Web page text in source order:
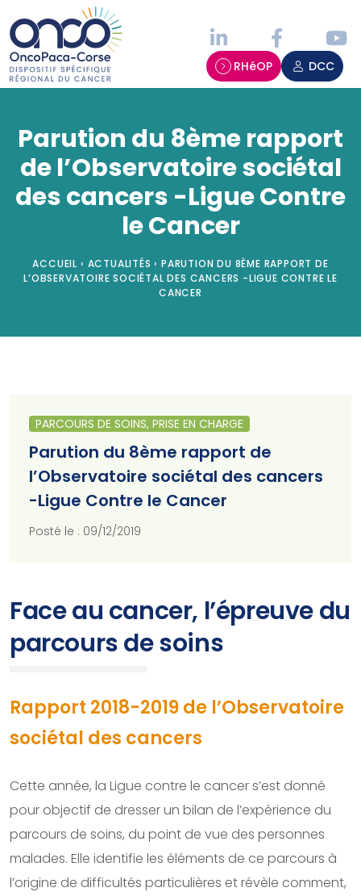
RHéOP DCC
Parution du 8ème rapport
de l’Observatoire sociétal
des cancers -Ligue Contre
le Cancer
ACCUEIL › ACTUALITÉS › PARUTION DU 8ÈME RAPPORT DE
L’OBSERVATOIRE SOCIÉTAL DES CANCERS -LIGUE CONTRE LE
CANCER
PARCOURS DE SOINS, PRISE EN CHARGE
Parution du 8ème rapport de
l’Observatoire sociétal des cancers
-Ligue Contre le Cancer
Posté le : 09/12/2019
Face au cancer, l’épreuve du
parcours de soins
Rapport 2018-2019 de l’Observatoire
sociétal des cancers
Cette année, la Ligue contre le cancer s’est donné
pour objectif de dresser un bilan de l’expérience du
parcours de soins, du point de vue des personnes
malades. Elle identifie les éléments de ce parcours à
l’origine de difficultés particulières et révèle comment,
Panneau de gestion des cookies